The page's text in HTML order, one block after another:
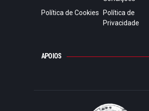
Política de Cookies
Política de
Privacidade
APOIOS